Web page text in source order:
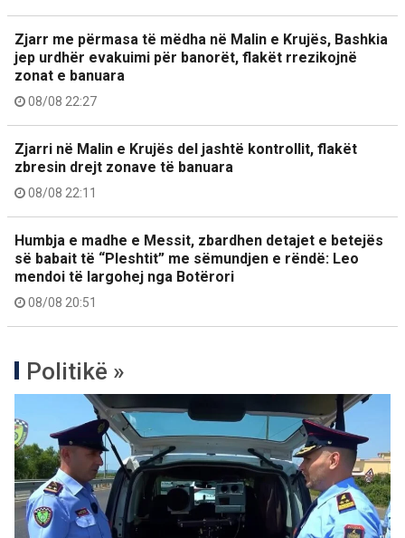
Zjarr me përmasa të mëdha në Malin e Krujës, Bashkia
jep urdhër evakuimi për banorët, flakët rrezikojnë
zonat e banuara
08/08 22:27
Zjarri në Malin e Krujës del jashtë kontrollit, flakët
zbresin drejt zonave të banuara
08/08 22:11
Humbja e madhe e Messit, zbardhen detajet e betejës
së babait të “Pleshtit” me sëmundjen e rëndë: Leo
mendoi të largohej nga Botërori
08/08 20:51
Politikë »